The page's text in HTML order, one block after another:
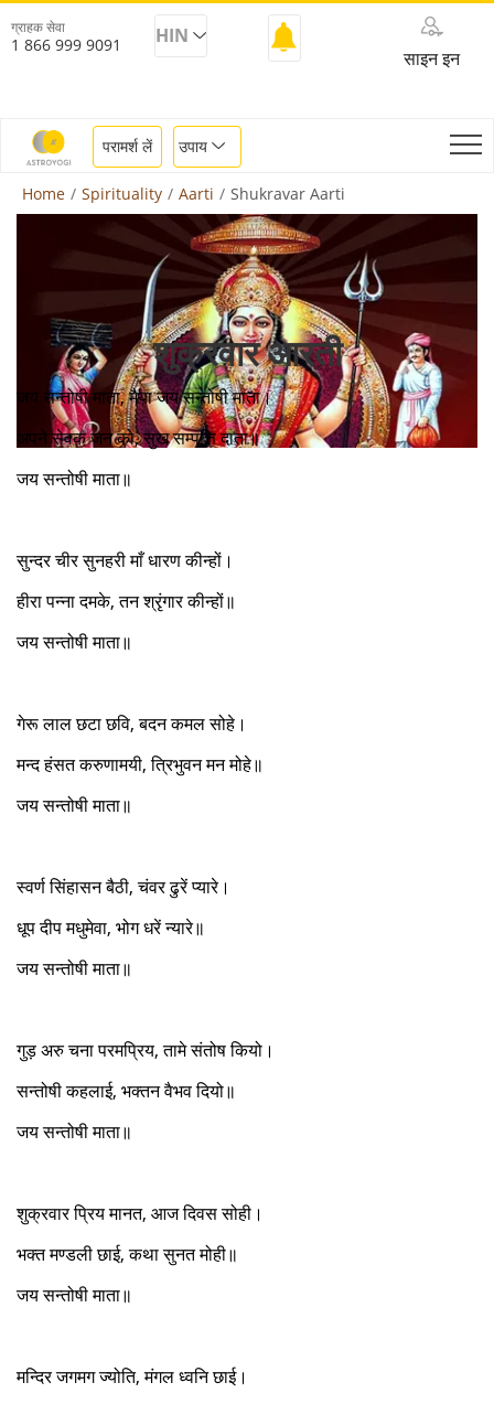
ग्राहक सेवा
1 866 999 9091
HIN
साइन इन
परामर्श लें उपाय
Home Spirituality Aarti Shukravar Aarti
शुक्रवार आरती
जय सन्तोषी माता, मैया जय सन्तोषी माता।
अपने सेवक जन को, सुख सम्पत्ति दाता॥
जय सन्तोषी माता॥
सुन्दर चीर सुनहरी माँ धारण कीन्हों।
हीरा पन्ना दमके, तन श्रृंगार कीन्हों॥
जय सन्तोषी माता॥
गेरू लाल छटा छवि, बदन कमल सोहे।
मन्द हंसत करुणामयी, त्रिभुवन मन मोहे॥
जय सन्तोषी माता॥
स्वर्ण सिंहासन बैठी, चंवर ढुरें प्यारे।
धूप दीप मधुमेवा, भोग धरें न्यारे॥
जय सन्तोषी माता॥
गुड़ अरु चना परमप्रिय, तामे संतोष कियो।
सन्तोषी कहलाई, भक्तन वैभव दियो॥
जय सन्तोषी माता॥
शुक्रवार प्रिय मानत, आज दिवस सोही।
भक्त मण्डली छाई, कथा सुनत मोही॥
जय सन्तोषी माता॥
मन्दिर जगमग ज्योति, मंगल ध्वनि छाई।